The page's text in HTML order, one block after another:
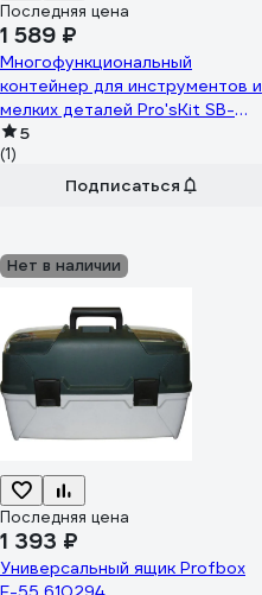
Последняя цена
1 589 ₽
Многофункциональный
контейнер для инструментов и
мелких деталей Pro'sKit SB-
2918 00252389
5
(1)
Подписаться
Нет в наличии
Последняя цена
1 393 ₽
Универсальный ящик Profbox